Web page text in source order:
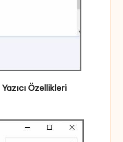
Yazıcı Özellikleri